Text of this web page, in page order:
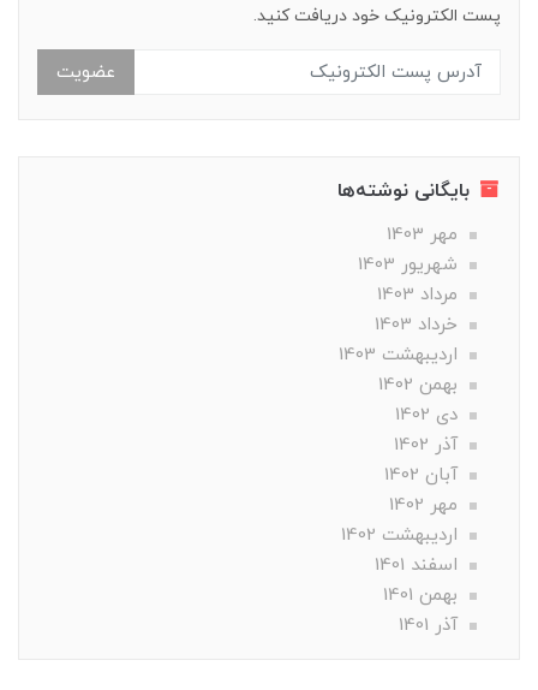
پست الکترونیک خود دریافت کنید.
عضویت
بایگانی نوشته‌ها
مهر 1403
شهریور 1403
مرداد 1403
خرداد 1403
ارديبهشت 1403
بهمن 1402
دی 1402
آذر 1402
آبان 1402
مهر 1402
ارديبهشت 1402
اسفند 1401
بهمن 1401
آذر 1401